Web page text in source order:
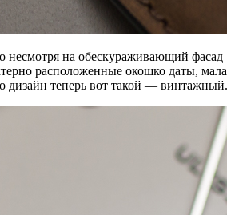
несмотря на обескураживающий
расположенные окошко даты,
дизайн теперь вот такой — винтажный.